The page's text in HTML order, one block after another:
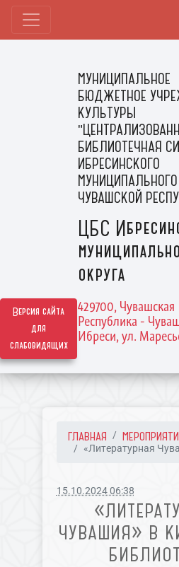
Версия сайта
для
слабовидящих
МУНИЦИПАЛЬНОЕ
БЮДЖЕТНОЕ
КУЛЬТУРЫ
БИБЛИОТЕЧНАЯ
ИБРЕСИНСКОГО
ЧУВАШСКОЙ
ЦБС
округа
429700, Чувашская
Республика -
Ибреси, ул.
ГЛАВНАЯ
«Литературная
15.10.2024 06:38
ЧУВАШИЯ» В